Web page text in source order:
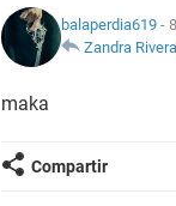
balaperdia619 -
Zandra Rivera
maka
Compartir